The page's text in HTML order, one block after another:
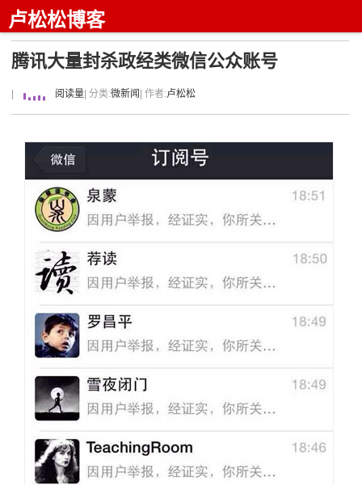
卢松松博客
腾讯大量封杀政经类微信公众账号
阅读量 | 分类:微新闻 | 作者:卢松松